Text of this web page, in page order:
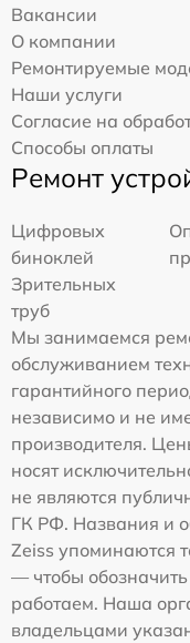
Вакансии
О компании
Ремонтируемые
Наши услуги
Согласие на
Способы оплаты
Ремонт
Цифровых
биноклей
Зрительных
труб
Мы занимаемся
обслуживанием
гарантийного
независимо и не
производителя.
носят
не являются
ГК РФ. Названия и
Zeiss упоминаются
— чтобы
работаем. Наша
владельцами